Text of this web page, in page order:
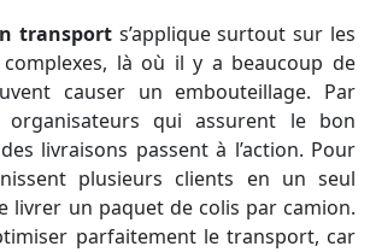
transport s’applique surtout sur les
là où il y a beaucoup de
causer un embouteillage. Par
organisateurs qui assurent le bon
livraisons passent à l’action. Pour
plusieurs clients en un seul
livrer un paquet de colis par camion.
parfaitement le transport, car